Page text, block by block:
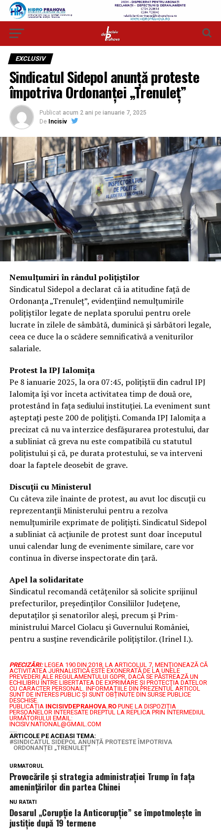
EXCLUSIV
Sindicatul Sidepol anunță proteste
împotriva Ordonanței „Trenuleț”
Publicat acum 2 ani pe ianuarie 7, 2025
De Incisiv
Nemulțumiri în rândul polițiștilor
Sindicatul Sidepol a declarat că ia atitudine față de
Ordonanța „Trenuleț”, evidențiind nemulțumirile
polițiștilor legate de neplata sporului pentru orele
lucrate în zilele de sâmbătă, duminică și sărbători legale,
ceea ce duce la o scădere semnificativă a veniturilor
salariale.
Protest la IPJ Ialomița
Pe 8 ianuarie 2025, la ora 07:45, polițiștii din cadrul IPJ
Ialomița își vor înceta activitatea timp de două ore,
protestând în fața sediului instituției. La eveniment sunt
așteptați peste 200 de polițiști. Comanda IPJ Ialomița a
precizat că nu va interzice desfășurarea protestului, dar
a subliniat că greva nu este compatibilă cu statutul
polițistului și că, pe durata protestului, se va interveni
doar la faptele deosebit de grave.
Discuții cu Ministerul
Cu câteva zile înainte de protest, au avut loc discuții cu
reprezentanții Ministerului pentru a rezolva
nemulțumirile exprimate de polițiști. Sindicatul Sidepol
a subliniat că acțiunile de protest sunt doar începutul
unui calendar lung de evenimente similare, care vor
continua în diverse inspectorate din țară.
Apel la solidaritate
Sindicatul recomandă cetățenilor să solicite sprijinul
prefecturilor, președinților Consiliilor Județene,
deputaților și senatorilor aleși, precum și Prim-
ministrului Marcel Ciolacu și Guvernului României,
pentru a susține revendicările polițiștilor. (Irinel I.).
PRECIZĂRI: LEGEA 190 DIN 2018, LA ARTICOLUL 7, MENŢIONEAZĂ CĂ
ACTIVITATEA JURNALISTICĂ ESTE EXONERATĂ DE LA UNELE
PREVEDERI ALE REGULAMENTULUI GDPR, DACĂ SE PĂSTREAZĂ UN
ECHILIBRU ÎNTRE LIBERTATEA DE EXPRIMARE ŞI PROTECŢIA DATELOR
CU CARACTER PERSONAL. INFORMAȚIILE DIN PREZENTUL ARTICOL
SUNT DE INTERES PUBLIC ȘI SUNT OBȚINUTE DIN SURSE PUBLICE
DESCHISE.
PUBLICAȚIA INCISIVDEPRAHOVA.ROPUNE LA DISPOZIȚIA
PERSOANELOR INTERESATE DREPTUL LA REPLICA PRIN INTERMEDIUL
URMĂTORULUI EMAIL:
INCISIV.NATIONAL@GMAIL.COM
.....
ARTICOLE PE ACEIASI TEMA:
SINDICATUL SIDEPOL ANUNȚĂ PROTESTE ÎMPOTRIVA
ORDONANȚEI „TRENULEȚ”
URMATORUL
Provocările și strategia administrației Trump în fața
amenințărilor din partea Chinei
NU RATATI
Dosarul „Corupție la Anticorupție” se împotmolește în
justiție după 19 termene